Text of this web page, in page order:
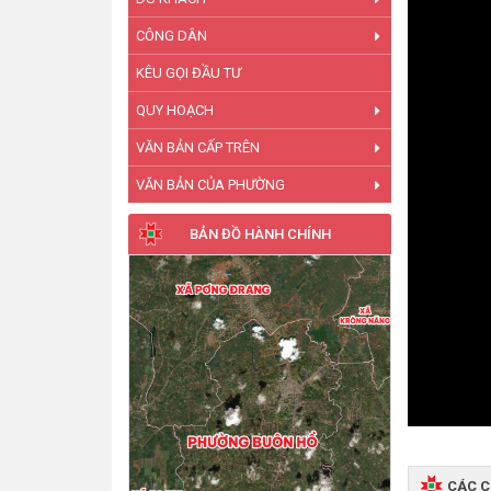
CÔNG DÂN
KÊU GỌI ĐẦU TƯ
QUY HOẠCH
VĂN BẢN CẤP TRÊN
VĂN BẢN CỦA PHƯỜNG
BẢN ĐỒ HÀNH CHÍNH
CÁC